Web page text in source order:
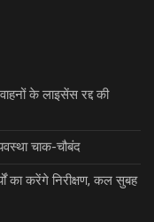
के लाइसेंस रद्द की
चाक-चौबंद
का करेंगे निरीक्षण, कल सुबह